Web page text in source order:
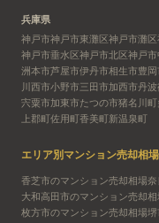
兵庫県
神戸市神戸市東灘区神戸市灘区
神戸市垂水区神戸市北区神戸
洲本市芦屋市伊丹市相生市豊岡
川西市小野市三田市加西市丹
宍粟市加東市たつの市猪名川町
上郡町佐用町香美町新温泉町
エリア別マンション売却相場
香芝市のマンション売却相場
大和高田市のマンション売却
枚方市のマンション売却相場